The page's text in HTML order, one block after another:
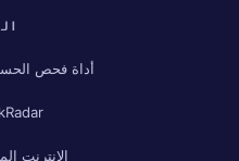
أداة فحص
الإنترنت